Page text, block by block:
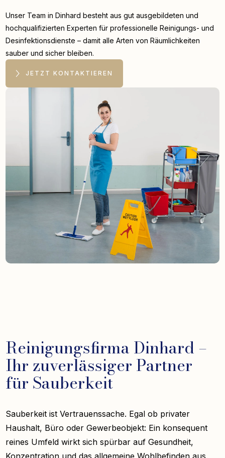
Unser Team in Dinhard besteht aus gut ausgebildeten und
hochqualifizierten Experten für professionelle Reinigungs- und
Desinfektionsdienste – damit alle Arten von Räumlichkeiten
sauber und sicher bleiben.
JETZT KONTAKTIEREN
Reinigungsfirma Dinhard –
Ihr zuverlässiger Partner
für Sauberkeit
Sauberkeit ist Vertrauenssache. Egal ob privater
Haushalt, Büro oder Gewerbeobjekt: Ein konsequent
reines Umfeld wirkt sich spürbar auf Gesundheit,
Konzentration und das allgemeine Wohlbefinden aus.